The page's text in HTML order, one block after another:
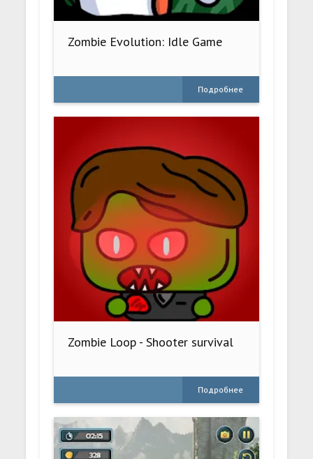
Zombie Evolution: Idle Game
Подробнее
Zombie Loop - Shooter survival
Подробнее